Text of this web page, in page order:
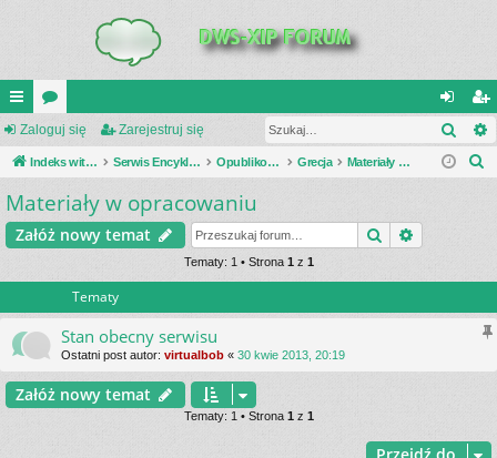
UI
C
K
_L
or
a
al
og
ar
ej
ę
Zaloguj się Zarejestruj się
Indeks witryny Serwis Encyklopedia Uzbrojenia Opublikowane zestawienia Grecja Materiały w opracowaniu
j
Materiały w opracowaniu
Załóż nowy temat Szukaj
Tematy: 1 • Strona 1 z 1
Tematy
Stan obecny serwisu
Ostatni post autor: virtualbob « 30 kwie 2013, 20:19
Załóż nowy temat
Tematy: 1 • Strona 1 z 1